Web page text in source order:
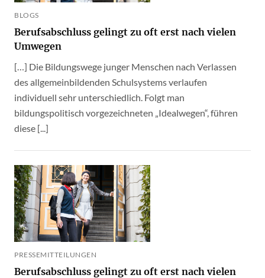
BLOGS
Berufsabschluss gelingt zu oft erst nach vielen
Umwegen
[…] Die Bildungswege junger Menschen nach Verlassen
des allgemeinbildenden Schulsystems verlaufen
individuell sehr unterschiedlich. Folgt man
bildungspolitisch vorgezeichneten „Idealwegen“, führen
diese [...]
PRESSEMITTEILUNGEN
Berufsabschluss gelingt zu oft erst nach vielen